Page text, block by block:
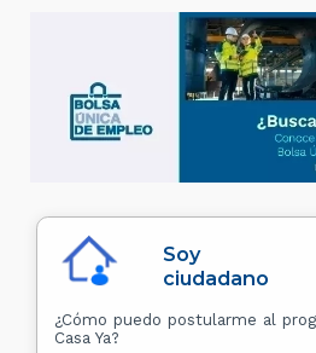
Soy
ciudadano
¿Cómo puedo postularme al
Casa Ya?